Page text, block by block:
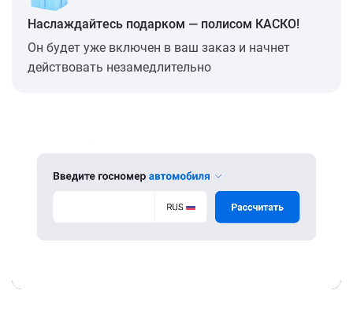
Наслаждайтесь подарком — полисом КАСКО!
Он будет уже включен в ваш заказ и начнет
действовать незамедлительно